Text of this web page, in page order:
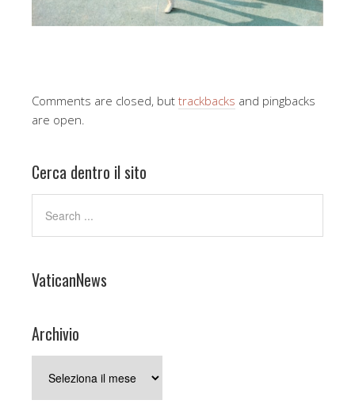
Comments are closed, but trackbacks and pingbacks
are open.
Cerca dentro il sito
VaticanNews
Archivio